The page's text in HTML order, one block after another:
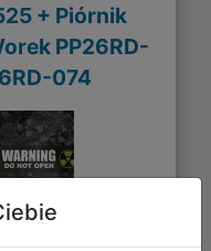
+ Piórnik
PP26RD-
074